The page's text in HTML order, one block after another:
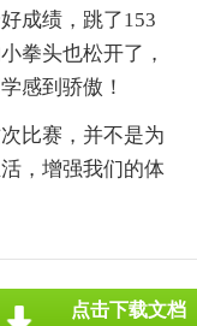
成绩，跳了153
拳头也松开了，
感到骄傲！
比赛，并不是为
，增强我们的体
点击下载文档